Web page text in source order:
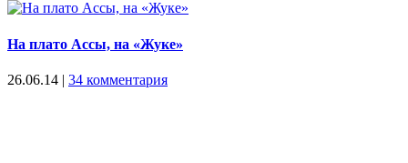
На плато Ассы, на «Жуке»
26.06.14 | 34 комментария